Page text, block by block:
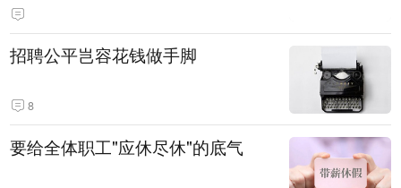
招聘公平岂容花钱做手脚
8
要给全体职工"应休尽休"的底气